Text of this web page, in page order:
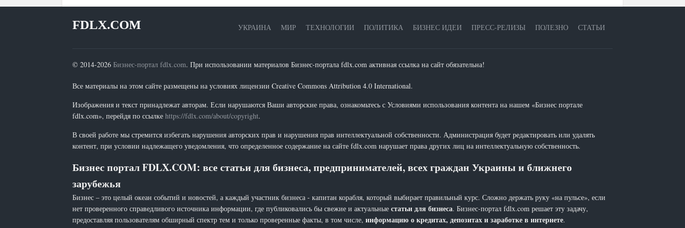
УКРАИНА МИР ТЕХНОЛОГИИ ПОЛИТИКА БИЗНЕС ИДЕИ ПРЕСС-РЕЛИЗЫ ПОЛЕЗНО СТАТЬИ
FDLX.COM
© 2014-2026 Бизнес-портал fdlx.com. При использовании материалов Бизнес-портала fdlx.com активная ссылка на сайт обязательна!
Все материалы на этом сайте размещены на условиях лицензии Creative Commons Attribution 4.0 International.
Изображения и текст принадлежат авторам. Если нарушаются Ваши авторские права, ознакомьтесь с Условиями использования контента на нашем «Бизнес портале
fdlx.com», перейдя по ссылке https://fdlx.com/about/copyright.
В своей работе мы стремится избегать нарушения авторских прав и нарушения прав интеллектуальной собственности. Администрация будет редактировать или удалять
контент, при условии надлежащего уведомления, что определенное содержание на сайте fdlx.com нарушает права других лиц на интеллектуальную собственность.
Бизнес портал FDLX.COM: все статьи для бизнеса, предпринимателей, всех граждан Украины и ближнего
зарубежья
Бизнес – это целый океан событий и новостей, а каждый участник бизнеса - капитан корабля, который выбирает правильный курс. Сложно держать руку «на пульсе», если
нет проверенного справедливого источника информации, где публиковались бы свежие и актуальные статьи для бизнеса. Бизнес-портал fdlx.com решает эту задачу,
предоставляя пользователям обширный спектр тем и только проверенные факты, в том числе, информацию о кредитах, депозитах и заработке в интернете.